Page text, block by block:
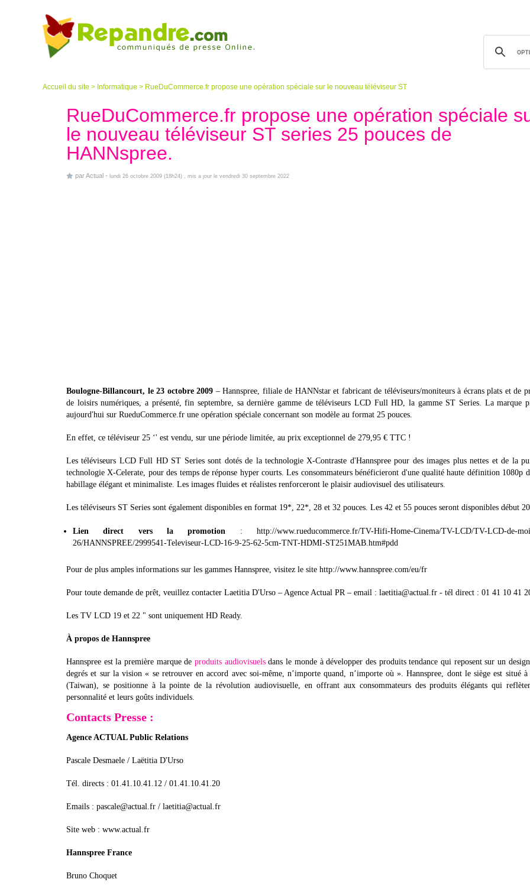
Accueil du site > Informatique > RueDuCommerce.fr propose une opération spéciale sur le nouveau téléviseur ST
RueDuCommerce.fr propose une opération spéciale
le nouveau téléviseur ST series 25 pouces de
HANNspree.
parActual - lundi 26 octobre 2009 (18h24) , mis a jour le vendredi 30 septembre 2022
Boulogne-Billancourt, le 23 octobre 2009 – Hannspree, filiale de HANNstar et fabricant de téléviseurs/moniteurs à écrans plats et de
de loisirs numériques, a présenté, fin septembre, sa dernière gamme de téléviseurs LCD Full HD, la gamme ST Series. La marque
aujourd'hui sur RueduCommerce.fr une opération spéciale concernant son modèle au format 25 pouces.
En effet, ce téléviseur 25 ‘' est vendu, sur une période limitée, au prix exceptionnel de 279,95 € TTC !
Les téléviseurs LCD Full HD ST Series sont dotés de la technologie X-Contraste d'Hannspree pour des images plus nettes et de la
technologie X-Celerate, pour des temps de réponse hyper courts. Les consommateurs bénéficieront d'une qualité haute définition 1080p
habillage élégant et minimaliste. Les images fluides et réalistes renforceront le plaisir audiovisuel des utilisateurs.
Les téléviseurs ST Series sont également disponibles en format 19*, 22*, 28 et 32 pouces. Les 42 et 55 pouces seront disponibles début
Lien direct vers la promotion : http://www.rueducommerce.fr/TV-Hifi-Home-Cinema/TV-LCD/TV-LCD-de-
26/HANNSPREE/2999541-Televiseur-LCD-16-9-25-62-5cm-TNT-HDMI-ST251MAB.htm#pdd
Pour de plus amples informations sur les gammes Hannspree, visitez le site http://www.hannspree.com/eu/fr
Pour toute demande de prêt, veuillez contacter Laetitia D'Urso – Agence Actual PR – email : laetitia@actual.fr - tél direct : 01 41 10 41
Les TV LCD 19 et 22 " sont uniquement HD Ready.
À propos de Hannspree
Hannspree est la première marque deproduits audiovisuelsdans le monde à développer des produits tendance qui reposent sur un
degrés et sur la vision « se retrouver en accord avec soi-même, n’importe quand, n’importe où ». Hannspree, dont le siège est situé à
(Taiwan), se positionne à la pointe de la révolution audiovisuelle, en offrant aux consommateurs des produits élégants qui
personnalité et leurs goûts individuels.
Contacts Presse :
Agence ACTUAL Public Relations
Pascale Desmaele / Laëtitia D'Urso
Tél. directs : 01.41.10.41.12 / 01.41.10.41.20
Emails : pascale@actual.fr / laetitia@actual.fr
Site web : www.actual.fr
Hannspree France
Bruno Choquet